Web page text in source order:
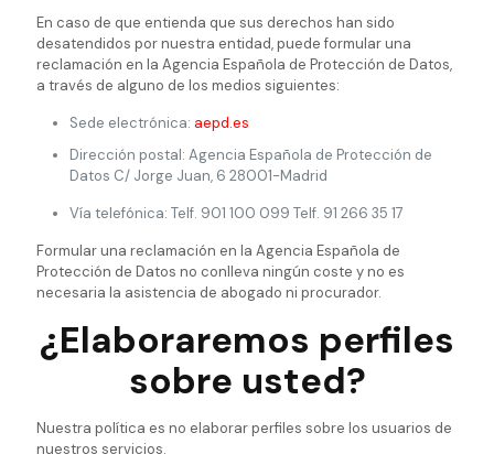
En caso de que entienda que sus derechos han sido
desatendidos por nuestra entidad, puede formular una
reclamación en la Agencia Española de Protección de Datos,
a través de alguno de los medios siguientes:
Sede electrónica: aepd.es
Dirección postal: Agencia Española de Protección de
Datos C/ Jorge Juan, 6 28001-Madrid
Vía telefónica: Telf. 901 100 099 Telf. 91 266 35 17
Formular una reclamación en la Agencia Española de
Protección de Datos no conlleva ningún coste y no es
necesaria la asistencia de abogado ni procurador.
¿Elaboraremos perfiles
sobre usted?
Nuestra política es no elaborar perfiles sobre los usuarios de
nuestros servicios.